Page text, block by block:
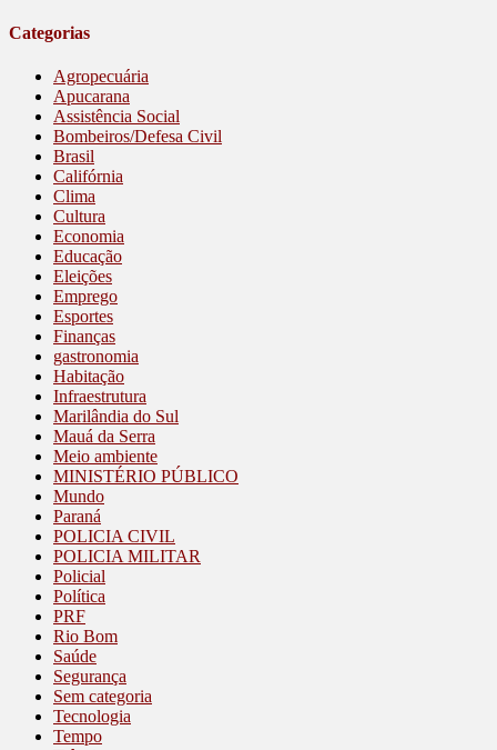
Categorias
Agropecuária
Apucarana
Assistência Social
Bombeiros/Defesa Civil
Brasil
Califórnia
Clima
Cultura
Economia
Educação
Eleições
Emprego
Esportes
Finanças
gastronomia
Habitação
Infraestrutura
Marilândia do Sul
Mauá da Serra
Meio ambiente
MINISTÉRIO PÚBLICO
Mundo
Paraná
POLICIA CIVIL
POLICIA MILITAR
Policial
Política
PRF
Rio Bom
Saúde
Segurança
Sem categoria
Tecnologia
Tempo